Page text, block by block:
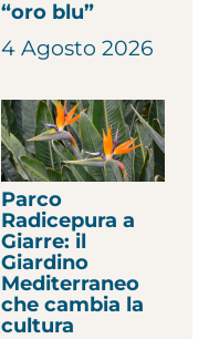
“oro blu”
4 Agosto 2026
Parco
Radicepura a
Giarre: il
Giardino
Mediterraneo
che cambia la
cultura